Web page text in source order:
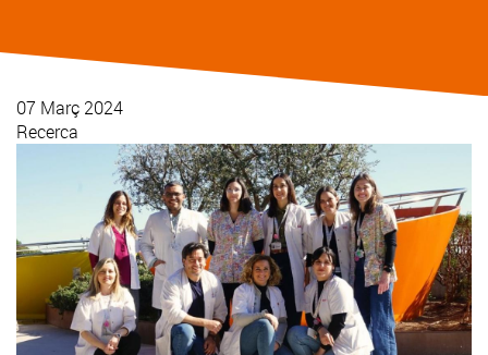
07 Març 2024
Recerca